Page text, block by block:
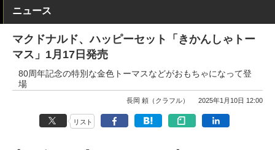
ニュース
マクドナルド、ハッピーセット「きかんしゃトー
マス」1月17日発売
80周年記念の特別な金色トーマスなどがおもちゃになって登
場
長岡 頼（クラフル） 2025年1月10日 12:00
リスト